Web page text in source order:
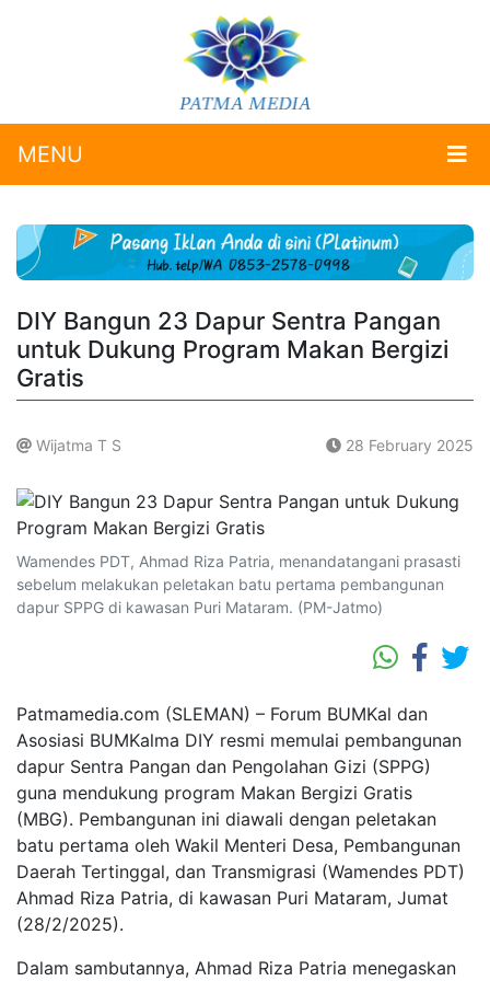
MENU
DIY Bangun 23 Dapur Sentra Pangan
untuk Dukung Program Makan Bergizi
Gratis
Wijatma T S 28 February 2025
Wamendes PDT, Ahmad Riza Patria, menandatangani prasasti
sebelum melakukan peletakan batu pertama pembangunan
dapur SPPG di kawasan Puri Mataram. (PM-Jatmo)
Patmamedia.com (SLEMAN) – Forum BUMKal dan
Asosiasi BUMKalma DIY resmi memulai pembangunan
dapur Sentra Pangan dan Pengolahan Gizi (SPPG)
guna mendukung program Makan Bergizi Gratis
(MBG). Pembangunan ini diawali dengan peletakan
batu pertama oleh Wakil Menteri Desa, Pembangunan
Daerah Tertinggal, dan Transmigrasi (Wamendes PDT)
Ahmad Riza Patria, di kawasan Puri Mataram, Jumat
(28/2/2025).
Dalam sambutannya, Ahmad Riza Patria menegaskan